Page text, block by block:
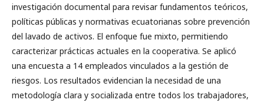
investigación documental para revisar fundamentos teóricos,
políticas públicas y normativas ecuatorianas sobre prevención
del lavado de activos. El enfoque fue mixto, permitiendo
caracterizar prácticas actuales en la cooperativa. Se aplicó
una encuesta a 14 empleados vinculados a la gestión de
riesgos. Los resultados evidencian la necesidad de una
metodología clara y socializada entre todos los trabajadores,